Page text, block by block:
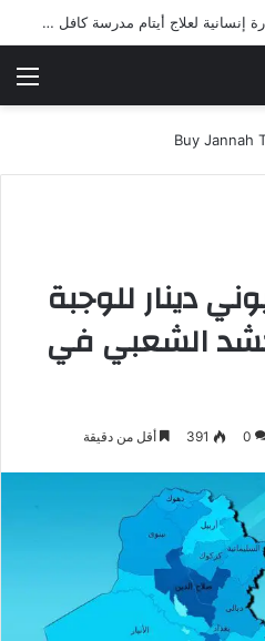
شرطة ميسان تلقي القبض على مطلقي العيارات النارية أثناء تشييع جنائزي في العمارة
دينار للوجبة
الشعبي في
0
391 أقل من دقيقة